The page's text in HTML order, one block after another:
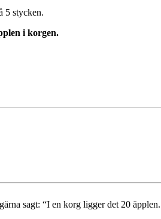
5 stycken.
i korgen.
sagt: “I en korg ligger det 20